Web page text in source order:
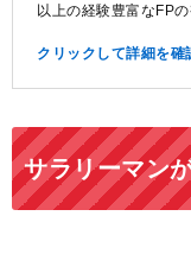
以上の経験豊富なFP
クリックして詳細を確
サラリーマン